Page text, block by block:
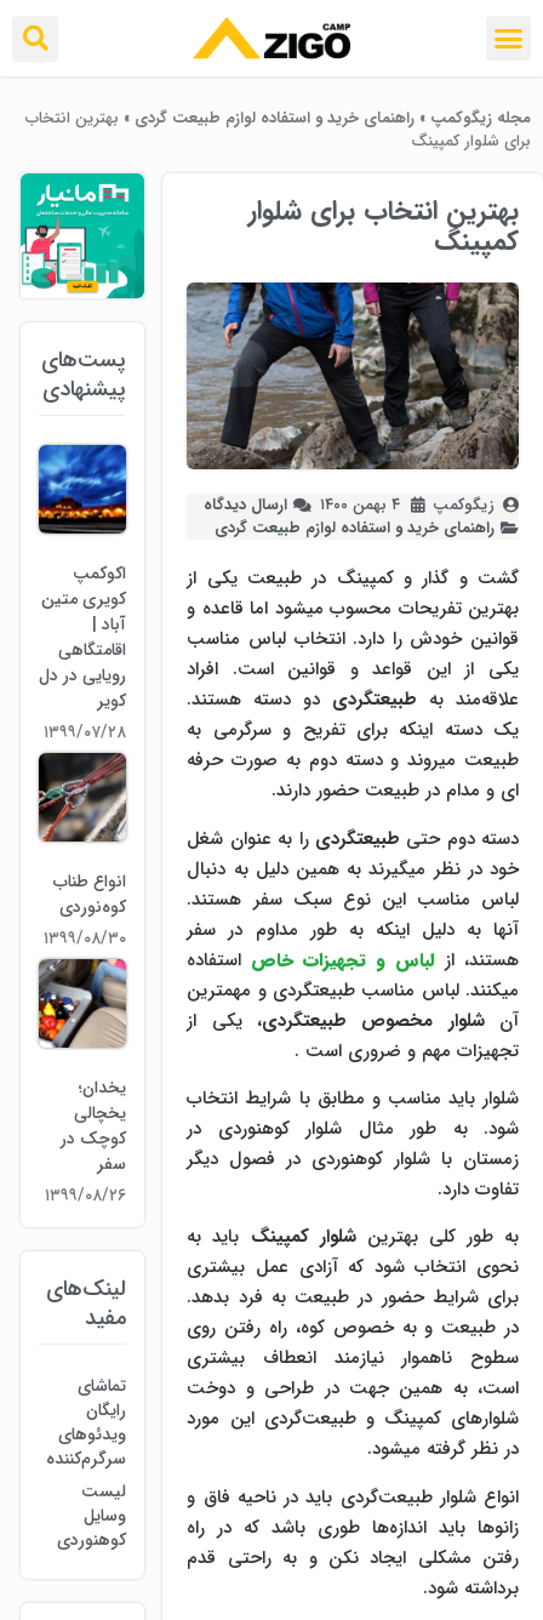
مجله زیگوکمپ » راهنمای خرید و استفاده لوازم طبیعت ‌گردی » بهترین انتخاب
برای شلوار کمپینگ
بهترین انتخاب برای شلوار
کمپینگ
زیگوکمپ ۴ بهمن ۱۴۰۰
ارسال دیدگاه
راهنمای خرید و استفاده لوازم طبیعت ‌گردی
گشت و گذار و کمپینگ در طبیعت یکی از
بهترین تفریحات محسوب میشود اما قاعده و
قوانین خودش را دارد. انتخاب لباس مناسب
یکی از این قواعد و قوانین است. افراد
علاقه‌مند به طبیعتگردی دو دسته هستند.
یک دسته اینکه برای تفریح و سرگرمی به
طبیعت میروند و دسته دوم به صورت حرفه
ای و مدام در طبیعت حضور دارند.
دسته دوم حتی طبیعتگردی را به عنوان شغل
خود در نظر میگیرند به همین دلیل به دنبال
لباس مناسب این نوع سبک سفر هستند.
آنها به دلیل اینکه به طور مداوم در سفر
هستند، از لباس و تجهیزات خاص استفاده
میکنند. لباس مناسب طبیعتگردی و مهمترین
آنشلوار مخصوص طبیعتگردی، یکی از
تجهیزات مهم و ضروری است .
شلوار باید مناسب و مطابق با شرایط انتخاب
شود. به طور مثال شلوار کوهنوردی در
زمستان با شلوار کوهنوردی در فصول دیگر
تفاوت دارد.
به طور کلی بهترینشلوار کمپینگ باید به
نحوی انتخاب شود که آزادی عمل بیشتری
برای شرایط حضور در طبیعت به فرد بدهد.
در طبیعت و به خصوص کوه، راه رفتن روی
سطوح ناهموار نیازمند انعطاف بیشتری
است، به همین جهت در طراحی و دوخت
شلوارهای کمپینگ و طبیعت‌گردی این مورد
در نظر گرفته میشود.
انواع شلوار طبیعت‌گردی باید در ناحیه فاق و
زانوها باید اندازه‌ها طوری باشد که در راه
رفتن مشکلی ایجاد نکن و به راحتی قدم
برداشته شود.
پست‌های
پیشنهادی
اکوکمپ
کویری متین
آباد |
اقامتگاهی
رویایی در دل
کویر
۱۳۹۹/۰۷/۲۸
انواع طناب
‌کوه‌نوردی
۱۳۹۹/۰۸/۳۰
یخدان؛
یخچالی
کوچک در
سفر
۱۳۹۹/۰۸/۲۶
لینک‌های
مفید
تماشای
رایگان
ویدئوهای
سرگرم‌کننده
لیست
وسایل
کوهنوردی